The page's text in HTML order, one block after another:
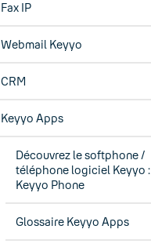
Fax IP
Webmail Keyyo
CRM
Keyyo Apps
Découvrez le softphone /
téléphone logiciel Keyyo :
Keyyo Phone
Glossaire Keyyo Apps